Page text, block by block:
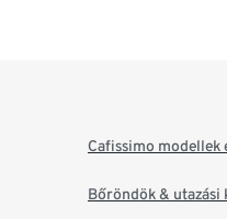
Cafissimo modellek
Bőröndök & utazási